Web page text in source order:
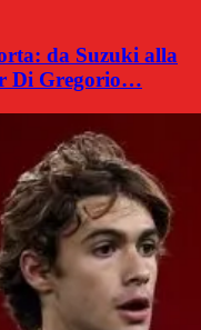
da Suzuki alla
Di Gregorio…